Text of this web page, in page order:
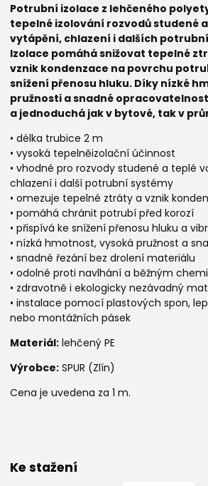
Potrubní izolace z lehčeného
tepelné izolování rozvodů studené
vytápění, chlazení i dalších
Izolace pomáhá snižovat tepelné
vznik kondenzace na povrchu
snížení přenosu hluku. Díky nízké
pružnosti a snadné
a jednoduchá jak v bytové, tak v
• délka trubice 2 m
• vysoká tepelněizolační účinnost
• vhodné pro rozvody studené a teplé
chlazení i další potrubní systémy
• omezuje tepelné ztráty a vznik
• pomáhá chránit potrubí před korozí
• přispívá ke snížení přenosu hluku a
• nízká hmotnost, vysoká pružnost a
• snadné řezání bez drolení materiálu
• odolné proti navlhání a běžným
• zdravotně i ekologicky nezávadný
• instalace pomocí plastových spon,
nebo montážních pásek
Materiál: lehčený PE
Výrobce: SPUR (Zlín)
Cena je uvedena za 1 m.
Ke stažení